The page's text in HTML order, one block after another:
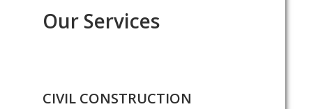
Our Services
CIVIL CONSTRUCTION